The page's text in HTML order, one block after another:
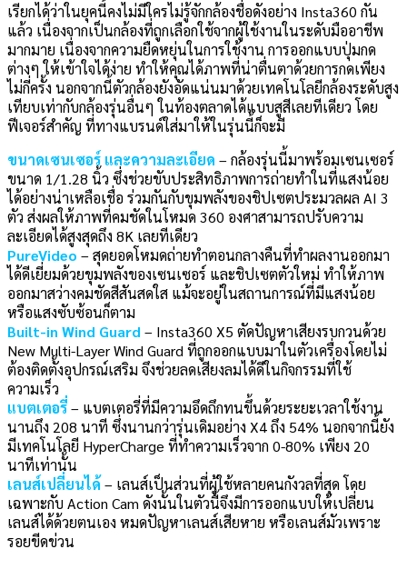
เรียกได้ว่าในยุคนี้คงไม่มีใครไม่รู้จักกล้องชื่อดังอย่าง Insta360 กัน
แล้ว เนื่องจากเป็นกล้องที่ถูกเลือกใช้จากผู้ใช้งานในระดับมืออาชีพ
มากมาย เนื่องจากความยืดหยุ่นในการใช้งาน การออกแบบปุ่มกด
ต่างๆ ให้เข้าใจได้ง่าย ทำให้คุณได้ภาพที่น่าตื่นตาด้วยการกดเพียง
ไม่กี่ครั้ง นอกจากนี้ตัวกล้องยังอัดแน่นมาด้วยเทคโนโลยีกล้องระดับสูง
เทียบเท่ากับกล้องรุ่นอื่นๆ ในท้องตลาดได้แบบสูสีเลยทีเดียว โดย
ฟีเจอร์สำคัญ ที่ทางแบรนด์ใส่มาให้ในรุ่นนี้ก็จะมี
ขนาดเซนเซอร์ และความละเอียด – กล้องรุ่นนี้มาพร้อมเซนเซอร์
ขนาด 1/1.28 นิ้ว ซึ่งช่วยขับประสิทธิภาพการถ่ายทำในที่แสงน้อย
ได้อย่างน่าเหลือเชื่อ ร่วมกันกับขุมพลังของชิปเซตประมวลผล AI 3
ตัว ส่งผลให้ภาพที่คมชัดในโหมด 360 องศาสามารถปรับความ
ละเอียดได้สูงสุดถึง 8K เลยทีเดียว
PureVideo – สุดยอดโหมดถ่ายทำตอนกลางคืนที่ทำผลงานออกมา
ได้ดีเยี่ยมด้วยขุมพลังของเซนเซอร์ และชิปเซตตัวใหม่ ทำให้ภาพ
ออกมาสว่างคมชัดสีสันสดใส แม้จะอยู่ในสถานการณ์ที่มีแสงน้อย
หรือแสงซับซ้อนก็ตาม
Built-in Wind Guard – Insta360 X5 ตัดปัญหาเสียงรบกวนด้วย
New Multi-Layer Wind Guard ที่ถูกออกแบบมาในตัวเครื่องโดยไม่
ต้องติดตั้งอุปกรณ์เสริม จึงช่วยลดเสียงลมได้ดีในกิจกรรมที่ใช้
ความเร็ว
แบตเตอรี่– แบตเตอรี่ที่มีความอึดถึกทนขึ้นด้วยระยะเวลาใช้งาน
นานถึง 208 นาที ซึ่งนานกว่ารุ่นเดิมอย่าง X4 ถึง 54% นอกจากนี้ยัง
มีเทคโนโลยี HyperCharge ที่ทำความเร็วจาก 0-80% เพียง 20
นาทีเท่านั้น
เลนส์เปลี่ยนได้– เลนส์เป็นส่วนที่ผู้ใช้หลายคนกังวลที่สุด โดย
เฉพาะกับ Action Cam ดังนั้นในตัวนี้จึงมีการออกแบบให้เปลี่ยน
เลนส์ได้ด้วยตนเอง หมดปัญหาเลนส์เสียหาย หรือเลนส์มัวเพราะ
รอยขีดข่วน